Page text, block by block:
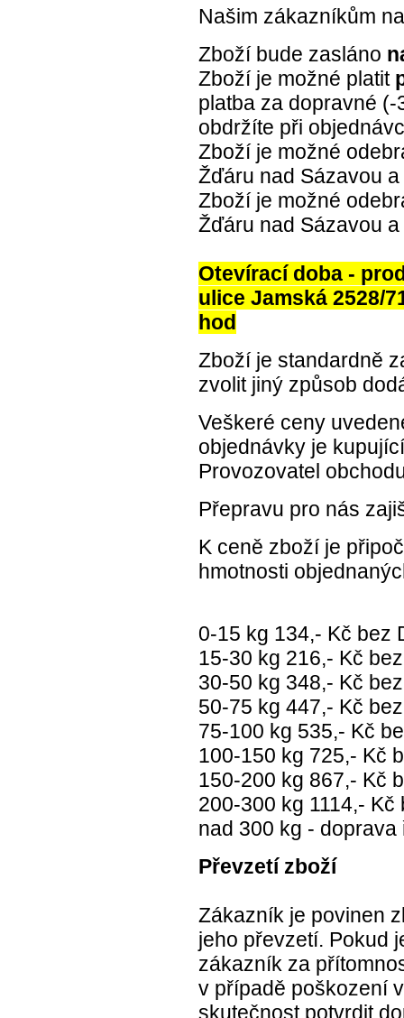
Našim zákazníkům
Zboží bude zasláno
Zboží je možné platit
platba za dopravné
obdržíte při
Zboží je možné
Žďáru nad Sázavou
Zboží je možné
Žďáru nad Sázavou
Otevírací doba -
ulice Jamská 2528/
hod
Zboží je standardně
zvolit jiný způsob
Veškeré ceny
objednávky je
Provozovatel
Přepravu pro nás
K ceně zboží je
hmotnosti
0-15 kg 134,- Kč bez
15-30 kg 216,- Kč
30-50 kg 348,- Kč
50-75 kg 447,- Kč
75-100 kg 535,- Kč
100-150 kg 725,- Kč
150-200 kg 867,- Kč
200-300 kg 1114,- Kč
nad 300 kg -
Převzetí zboží
Zákazník je povinen
jeho převzetí. Pokud
zákazník za
v případě poškození
skutečnost potvrdit